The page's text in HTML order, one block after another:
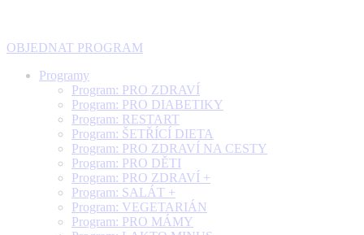
OBJEDNAT PROGRAM
Programy
Program: PRO ZDRAVÍ
Program: PRO DIABETIKY
Program: RESTART
Program: ŠETŘÍCÍ DIETA
Program: PRO ZDRAVÍ NA CESTY
Program: PRO DĚTI
Program: PRO ZDRAVÍ +
Program: SALÁT +
Program: VEGETARIÁN
Program: PRO MÁMY